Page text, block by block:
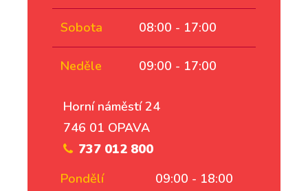
Sobota 08:00 - 17:00
Neděle 09:00 - 17:00
Horní náměstí 24
746 01 OPAVA
737 012 800
Pondělí
09:00 - 18:00